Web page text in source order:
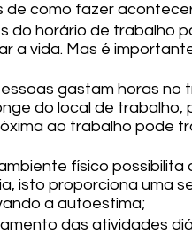
de como fazer
do horário de trabalho
a vida. Mas é
gastam horas no
do local de trabalho,
ao trabalho pode
físico possibilita
isto proporciona uma
a autoestima;
das atividades